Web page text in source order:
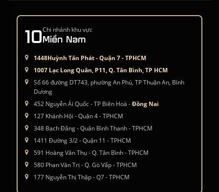
10Chi nhánh khu vực
Miền Nam
1448Huỳnh Tấn Phát - Quận 7 - TPHCM
1007 Lạc Long Quân, P11, Q. Tân Bình, TP HCM
Số 66 đường DT743, phường An Phú, TP Thuận An, Bình
Dương
452 Nguyễn Ái Quốc - TP Biên Hoà -Đồng Nai
127 Khánh Hội - Quận 4 - TPHCM
348 Bạch Đằng - Quận Bình Thạnh - TPHCM
1411 Đường 3/2 - Quận 11 - TPHCM
591 Hoàng Văn Thụ - Q. Tân Bình - TPHCM
580 Phan Văn Trị - Q. Gò Vấp - TPHCM
177 Nguyễn Thị Thập - Q7 - TPHCM